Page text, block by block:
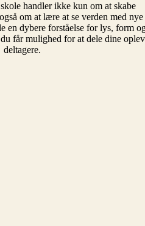
handler ikke kun om at skabe
om at lære at se verden med
en dybere forståelse for lys, form
får mulighed for at dele dine
deltagere.